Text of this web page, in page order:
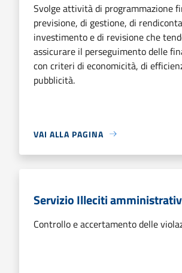
Svolge attività di programmazione
previsione, di gestione, di
investimento e di revisione che
assicurare il perseguimento delle
con criteri di economicità, di
pubblicità.
VAI ALLA PAGINA
Servizio Illeciti
Controllo e accertamento delle